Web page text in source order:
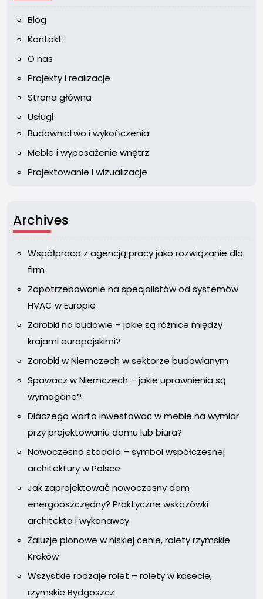
Blog
Kontakt
O nas
Projekty i realizacje
Strona główna
Usługi
Budownictwo i wykończenia
Meble i wyposażenie wnętrz
Projektowanie i wizualizacje
Archives
Współpraca z agencją pracy jako rozwiązanie dla
firm
Zapotrzebowanie na specjalistów od systemów
HVAC w Europie
Zarobki na budowie – jakie są różnice między
krajami europejskimi?
Zarobki w Niemczech w sektorze budowlanym
Spawacz w Niemczech – jakie uprawnienia są
wymagane?
Dlaczego warto inwestować w meble na wymiar
przy projektowaniu domu lub biura?
Nowoczesna stodoła – symbol współczesnej
architektury w Polsce
Jak zaprojektować nowoczesny dom
energooszczędny? Praktyczne wskazówki
architekta i wykonawcy
Żaluzje pionowe w niskiej cenie, rolety rzymskie
Kraków
Wszystkie rodzaje rolet – rolety w kasecie,
rzymskie Bydgoszcz